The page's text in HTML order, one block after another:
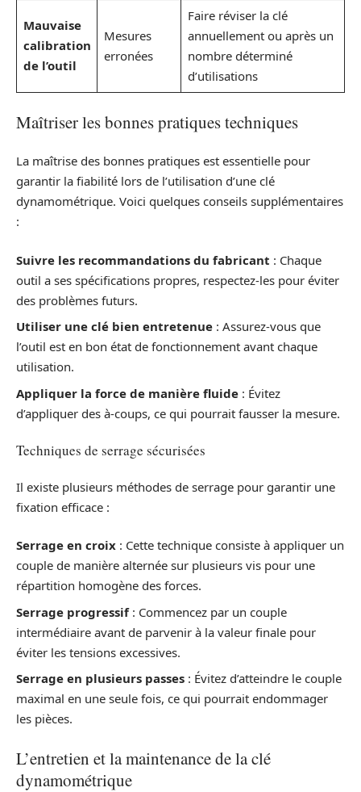
Mauvaise
calibration
de l’outil
Mesures
erronées
Faire réviser la clé
annuellement ou après un
nombre déterminé
d’utilisations
Maîtriser les bonnes pratiques techniques
La maîtrise des bonnes pratiques est essentielle pour
garantir la fiabilité lors de l’utilisation d’une clé
dynamométrique. Voici quelques conseils supplémentaires
:
Suivre les recommandations du fabricant : Chaque
outil a ses spécifications propres, respectez-les pour éviter
des problèmes futurs.
Utiliser une clé bien entretenue : Assurez-vous que
l’outil est en bon état de fonctionnement avant chaque
utilisation.
Appliquer la force de manière fluide : Évitez
d’appliquer des à-coups, ce qui pourrait fausser la mesure.
Techniques de serrage sécurisées
Il existe plusieurs méthodes de serrage pour garantir une
fixation efficace :
Serrage en croix : Cette technique consiste à appliquer un
couple de manière alternée sur plusieurs vis pour une
répartition homogène des forces.
Serrage progressif: Commencez par un couple
intermédiaire avant de parvenir à la valeur finale pour
éviter les tensions excessives.
Serrage en plusieurs passes : Évitez d’atteindre le couple
maximal en une seule fois, ce qui pourrait endommager
les pièces.
L’entretien et la maintenance de la clé
dynamométrique